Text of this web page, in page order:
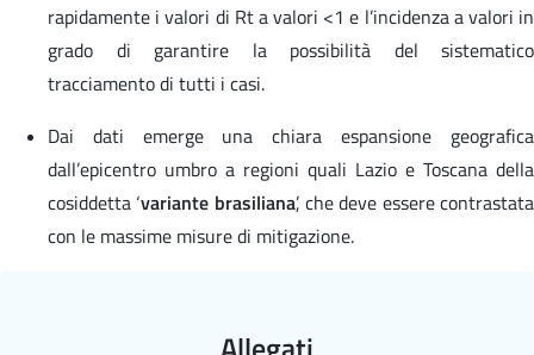
rapidamente i valori di Rt a valori <1 e l’incidenza a valori in
grado di garantire la possibilità del sistematico
tracciamento di tutti i casi.
Dai dati emerge una chiara espansione geografica
dall’epicentro umbro a regioni quali Lazio e Toscana della
cosiddetta ‘variante brasiliana’, che deve essere contrastata
con le massime misure di mitigazione.